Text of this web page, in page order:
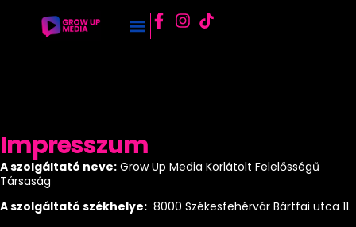
Impresszum
A szolgáltató neve: Grow Up Media Korlátolt Felelősségű
Társaság
A szolgáltató székhelye: 8000 Székesfehérvár Bártfai utca 11.